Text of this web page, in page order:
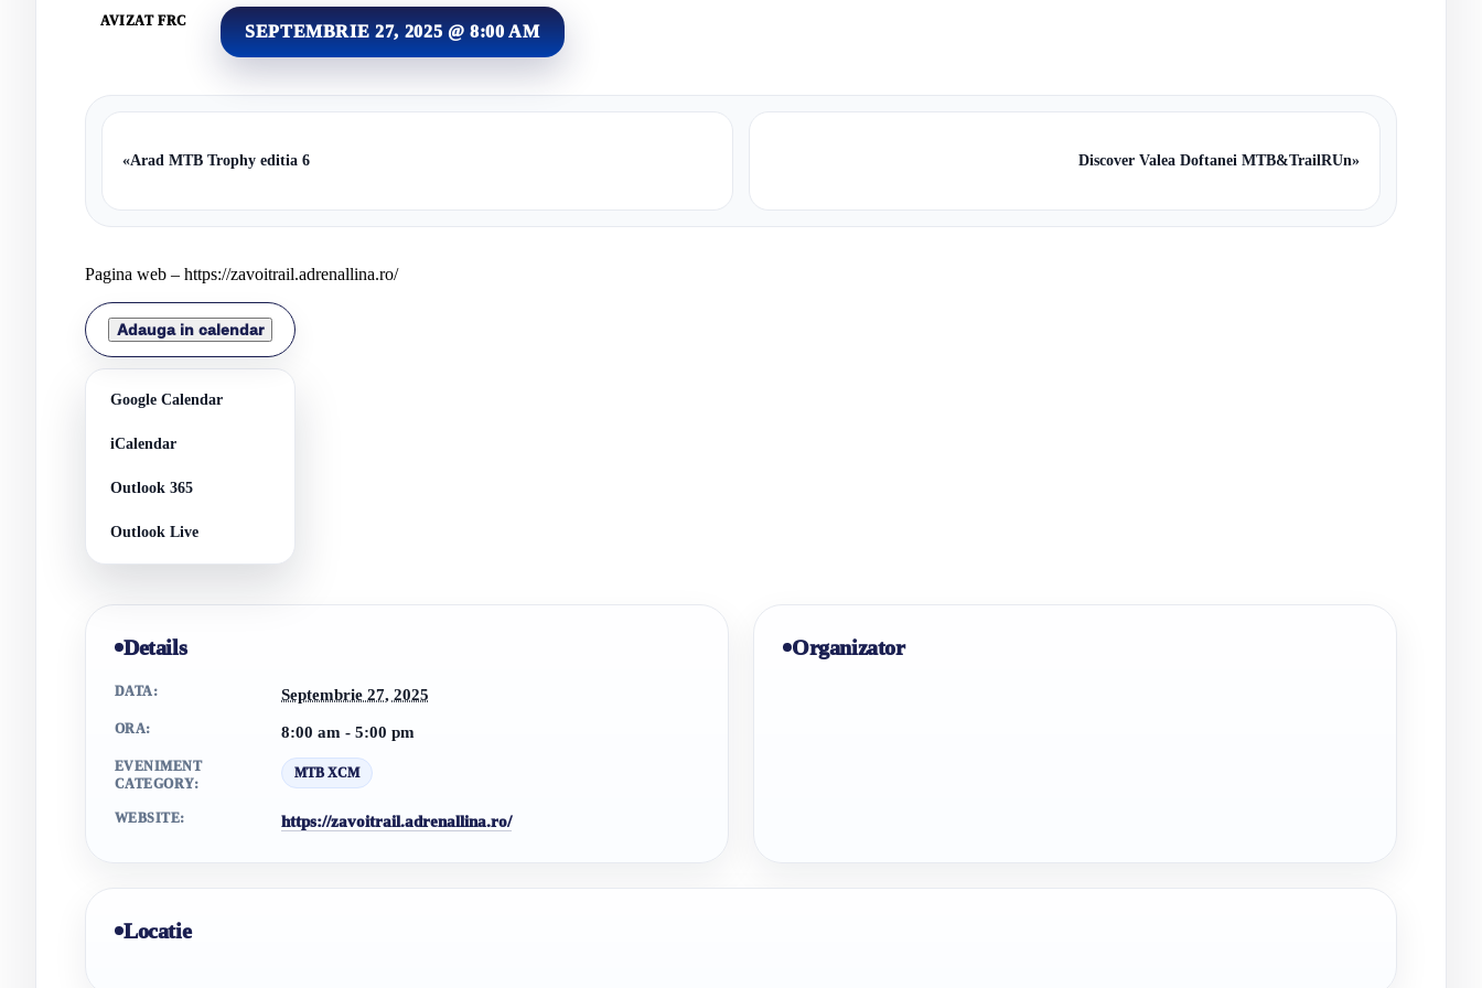
AVIZAT FRC
SEPTEMBRIE 27, 2025 @ 8:00 AM
«Arad MTB Trophy editia 6 Discover Valea Doftanei MTB&TrailRUn»
Pagina web – https://zavoitrail.adrenallina.ro/
Adauga in calendar
Google Calendar
iCalendar
Outlook 365
Outlook Live
Details
DATA: Septembrie 27, 2025
ORA: 8:00 am - 5:00 pm
EVENIMENT
CATEGORY:
MTB XCM
WEBSITE: https://zavoitrail.adrenallina.ro/
Organizator
Locatie